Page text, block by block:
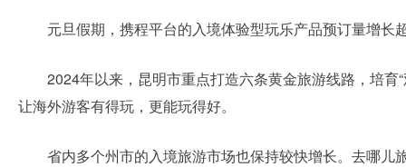
元旦假期，携程平台的入境体验型玩乐产品预订量增
2024年以来，昆明市重点打造六条黄金旅游线路，培
让海外游客有得玩，更能玩得好。
省内多个州市的入境旅游市场也保持较快增长。去哪